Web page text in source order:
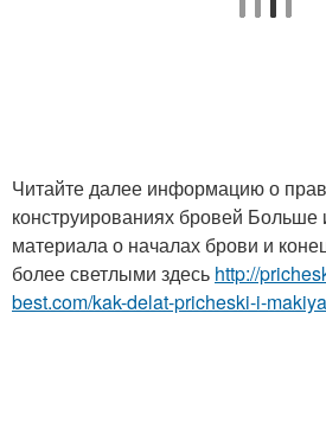
Читайте далее информацию о
конструированиях бровей
материала о началах брови и
более светлыми здесь http://
best.com/kak-delat-pricheski-i-